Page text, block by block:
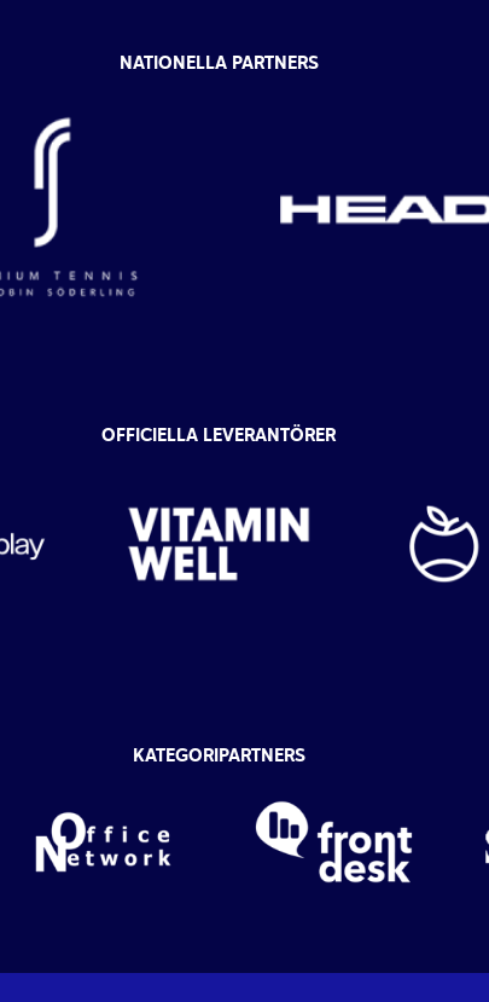
NATIONELLA PARTNERS
OFFICIELLA LEVERANTÖRER
KATEGORIPARTNERS